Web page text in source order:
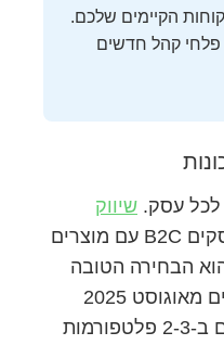
הקיימים שלכם.
פלחי קהל חדשים
עסק. שיווק
מתאים מצוין לעסקים B2C עם מוצרים
הוא הבחירה הטובה
ביותר לעסקים B2B. הנתונים מאוגוסט 2025
מראים שעסקים שמתמקדים ב-2-3 פלטפורמות